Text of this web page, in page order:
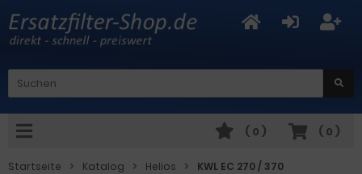
( 0 )
( 0 )
Startseite Katalog Helios KWL EC 270 / 370